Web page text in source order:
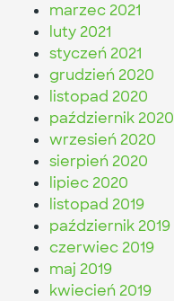
marzec 2021
luty 2021
styczeń 2021
grudzień 2020
listopad 2020
październik 2020
wrzesień 2020
sierpień 2020
lipiec 2020
listopad 2019
październik 2019
czerwiec 2019
maj 2019
kwiecień 2019